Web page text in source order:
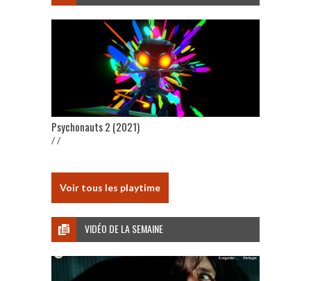
Psychonauts 2 (2021)
/ /
Voir tous les playtime
VIDÉO DE LA SEMAINE